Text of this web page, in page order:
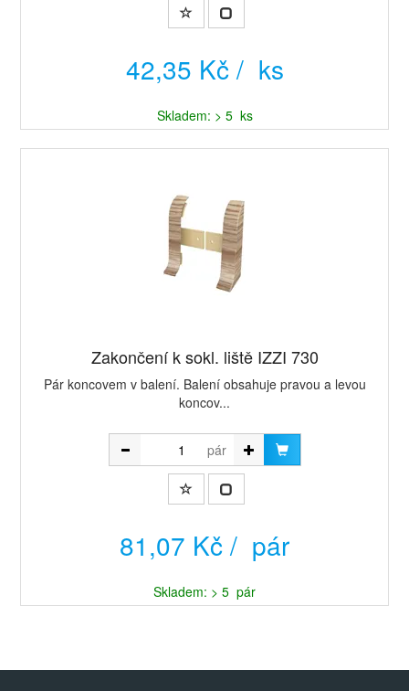
42,35 Kč / ks
Skladem: > 5 ks
Zakončení k sokl. liště IZZI 730
Pár koncovem v balení. Balení obsahuje pravou a levou
koncov...
pár
81,07 Kč / pár
Skladem: > 5 pár